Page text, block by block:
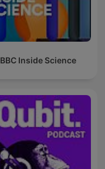
BBC Inside Science